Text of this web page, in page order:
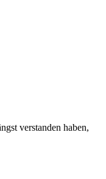
verstanden haben,